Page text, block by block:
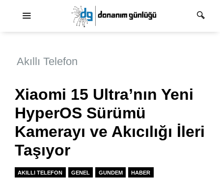
Akıllı Telefon
Xiaomi 15 Ultra’nın Yeni
HyperOS Sürümü
Kamerayı ve Akıcılığı İleri
Taşıyor
AKILLI TELEFON GENEL GUNDEM HABER